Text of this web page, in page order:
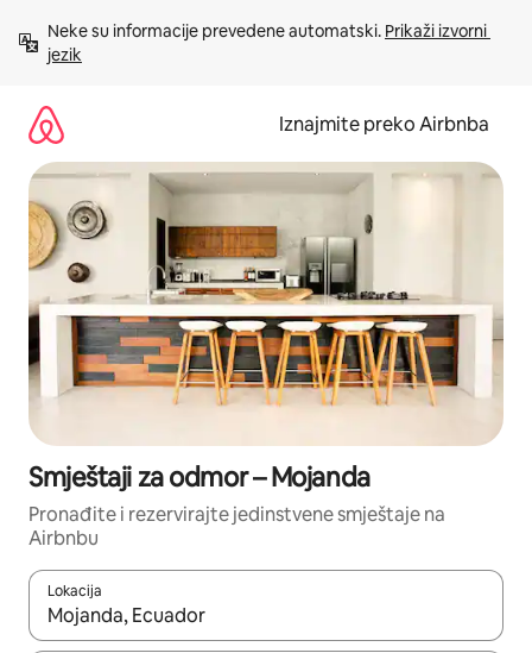
sadržaj
Neke su informacije prevedene automatski. Prikaži izvorni
jezik
Iznajmite preko Airbnba
Smještaji za odmor – Mojanda
Pronađite i rezervirajte jedinstvene smještaje na
Airbnbu
Lokacija
Kada budu dostupni rezultati, moći ćete ih pregledati